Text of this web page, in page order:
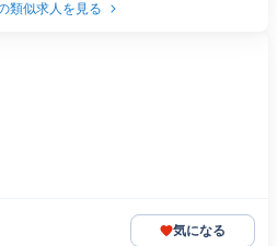
類似求人を見る
気になる